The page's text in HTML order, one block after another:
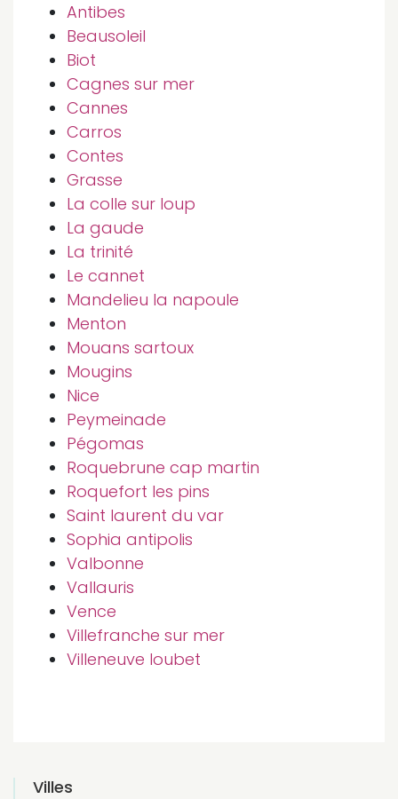
Antibes
Beausoleil
Biot
Cagnes sur mer
Cannes
Carros
Contes
Grasse
La colle sur loup
La gaude
La trinité
Le cannet
Mandelieu la napoule
Menton
Mouans sartoux
Mougins
Nice
Peymeinade
Pégomas
Roquebrune cap martin
Roquefort les pins
Saint laurent du var
Sophia antipolis
Valbonne
Vallauris
Vence
Villefranche sur mer
Villeneuve loubet
Villes